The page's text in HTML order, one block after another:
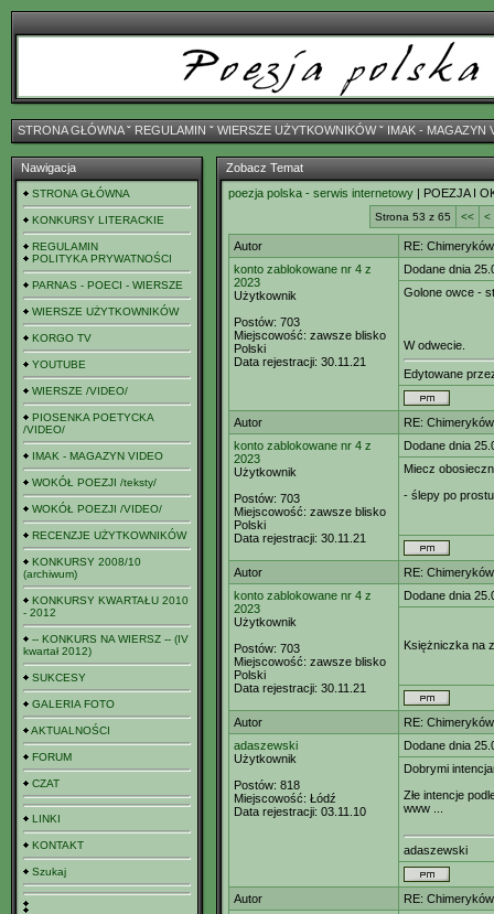
STRONA GŁÓWNAˇ REGULAMIN ˇ WIERSZE UŻYTKOWNIKÓWˇ IMAK - MAGAZYN
Nawigacja
STRONA GŁÓWNA
KONKURSY LITERACKIE
REGULAMIN
POLITYKA PRYWATNOŚCI
PARNAS - POECI - WIERSZE
WIERSZE UŻYTKOWNIKÓW
KORGO TV
YOUTUBE
WIERSZE /VIDEO/
PIOSENKA POETYCKA
/VIDEO/
IMAK - MAGAZYN VIDEO
WOKÓŁ POEZJI /teksty/
WOKÓŁ POEZJI /VIDEO/
RECENZJE UŻYTKOWNIKÓW
KONKURSY 2008/10
(archiwum)
KONKURSY KWARTAŁU 2010
- 2012
-- KONKURS NA WIERSZ -- (IV
kwartał 2012)
SUKCESY
GALERIA FOTO
AKTUALNOŚCI
FORUM
CZAT
LINKI
KONTAKT
Szukaj
Zobacz Temat
poezja polska - serwis internetowy | POEZJA I
Strona 53 z 65 << <
Autor
RE:
konto zablokowane nr 4 z
2023
Użytkownik
Postów: 703
Miejscowość: zawsze blisko
Polski
Data rejestracji: 30.11.21
Dodane dnia
Golone owce -
W odwecie.
Edytowane
Autor
RE:
konto zablokowane nr 4 z
2023
Użytkownik
Postów: 703
Miejscowość: zawsze blisko
Polski
Data rejestracji: 30.11.21
Dodane dnia
Miecz
- ślepy po
Autor
RE:
konto zablokowane nr 4 z
2023
Użytkownik
Postów: 703
Miejscowość: zawsze blisko
Polski
Data rejestracji: 30.11.21
Dodane dnia
Księżniczka na
Autor
RE:
adaszewski
Użytkownik
Postów: 818
Miejscowość: Łódź
Data rejestracji: 03.11.10
Dodane dnia
Dobrymi
Złe intencje
www ...
adaszewski
Autor
RE: